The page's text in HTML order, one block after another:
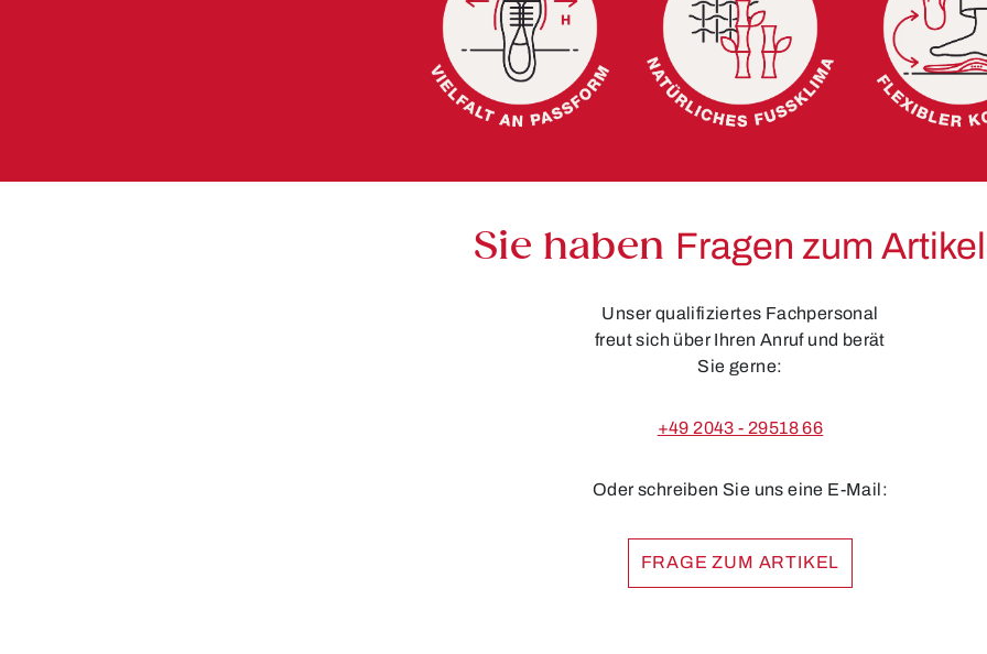
Sie haben Fragen zum
Unser qualifiziertes Fachpersonal
freut sich über Ihren Anruf und berät
Sie gerne:
+49 2043 - 29518 66
Oder schreiben Sie uns eine E-Mail:
FRAGE ZUM ARTIKEL